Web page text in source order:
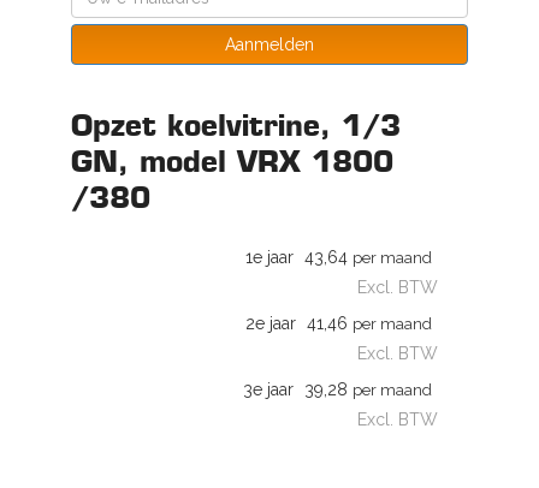
Aanmelden
Opzet koelvitrine, 1/3
GN, model VRX 1800
/380
1e jaar 43,64 per maand
Excl. BTW
2e jaar 41,46 per maand
Excl. BTW
3e jaar
39,28 per maand
Excl. BTW